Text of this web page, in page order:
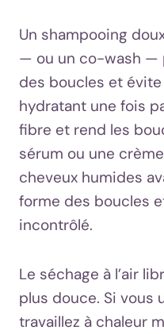
Un shampooing
— ou un co-wash —
des boucles et
hydratant une fois
fibre et rend les
sérum ou une
cheveux humides
forme des boucles
incontrôlé.
Le séchage à l’air
plus douce. Si vous
travaillez à chaleur